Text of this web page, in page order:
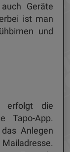
Geräte
ist man
und
erfolgt die
Tapo-App.
Anlegen